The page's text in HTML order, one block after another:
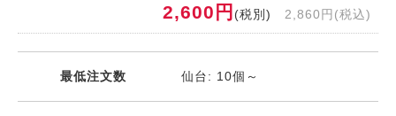
2,600円 (税別) 2,860円(税込)
最低注文数 仙台: 10個～